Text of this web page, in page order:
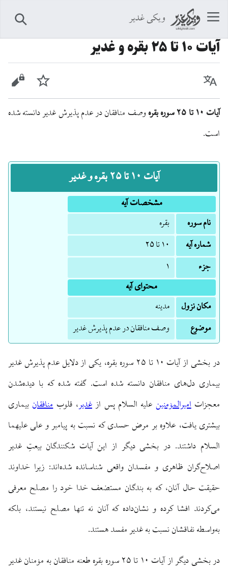
ویکی غدیر
آيات ۱۰ تا ۲۵ بقره و غدیر
زبان پیگیری
آیات ۱۰ تا ۲۵ سوره بقره
وصف منافقان در عدم پذیرش غدیر دانسته شده
است.
آیات ۱۰ تا ۲۵ بقره و غدیر
مشخصات آیه
نام سوره
بقره
شماره آیه
۱۰ تا ۲۵
جزء
۱
محتوای آیه
مکان نزول
مدینه
موضوع
وصف منافقان در عدم پذیرش غدیر
در بخشی از آیات ۱۰ تا ۲۵ سوره بقره، یکی از دلایل عدم پذیرش غدیر
بیماری دل‌های منافقان دانسته شده است. گفته شده که با دیده‌شدن
معجزاتامیرالمؤمنین ‏علیه السلام پس ازغدیر، قلوبمنافقان بیماری
بیشتری یافت، علاوه بر مرض حسدی که نسبت به پیامبر و علی علیهما
السلام داشتند. در بخشی دیگر از این آیات شکنندگان بیعتِ غدیر
اصلاح‌گران ظاهری و مفسدان واقعی شناسانده شده‌اند: زیرا خداوند
حقیقت حال آنان، که به بندگان مستضعف خدا خود را مصلح معرفی
می‌کردند افشا کرده و نشان‌داده که آنان نه تنها مصلح نیستند، بلکه
به‌واسطه نفاقشان نسبت به غدیر مفسد هستند.
در بخشی دیگر از آیات ۱۰ تا ۲۵ سوره بقره طعنه منافقان به مؤمنان غدیر